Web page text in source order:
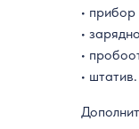
•
•
•
• штатив.